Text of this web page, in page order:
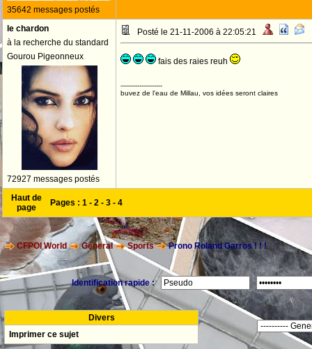
35642 messages postés
le chardon
à la recherche du standard
Gourou Pigeonneux
72927 messages postés
Posté le 21-11-2006 à 22:05:21
fais des raies reuh
--------------------
buvez de l'eau de Millau, vos idées seront claires
Haut de
page
Pages : 1 - 2 - 3 - 4
CFPOI World General Sports Prono Roland Garros ! ! !
Identification rapide :
Divers
Imprimer ce sujet